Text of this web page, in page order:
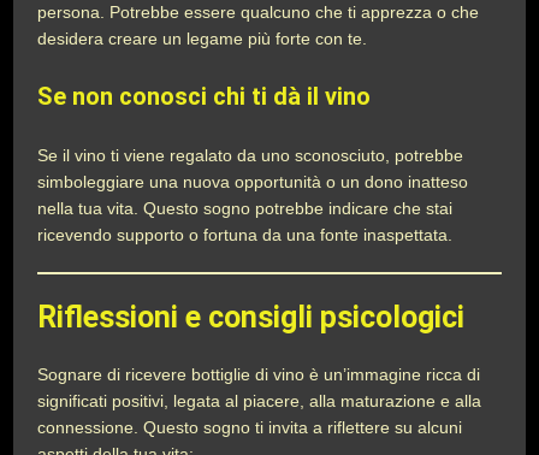
persona. Potrebbe essere qualcuno che ti apprezza o che
desidera creare un legame più forte con te.
Se non conosci chi ti dà il vino
Se il vino ti viene regalato da uno sconosciuto, potrebbe
simboleggiare una nuova opportunità o un dono inatteso
nella tua vita. Questo sogno potrebbe indicare che stai
ricevendo supporto o fortuna da una fonte inaspettata.
Riflessioni e consigli psicologici
Sognare di ricevere bottiglie di vino è un’immagine ricca di
significati positivi, legata al piacere, alla maturazione e alla
connessione. Questo sogno ti invita a riflettere su alcuni